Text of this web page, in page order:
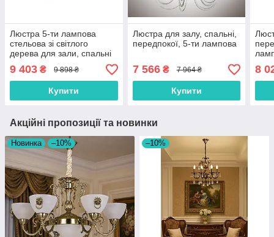
Люстра 5-ти лампова
стельова зі світлого
дерева для зали, спальні
9 403 ₴ 9 898 ₴
Купити
Люстра для залу, спальні,
передпокої, 5-ти лампова
7 566₴ 7 964 ₴
Купити
8
Акційні пропозиції та новинки
Новинка –10% –10%